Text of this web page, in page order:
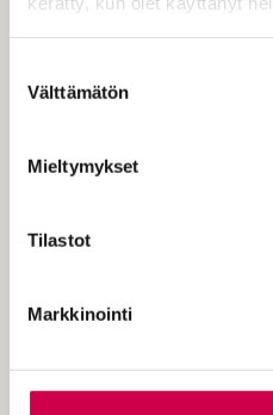
valinta
Välttämätön
Mieltymykset
Tilastot
Markkinointi
KOKEILE
tilauksen